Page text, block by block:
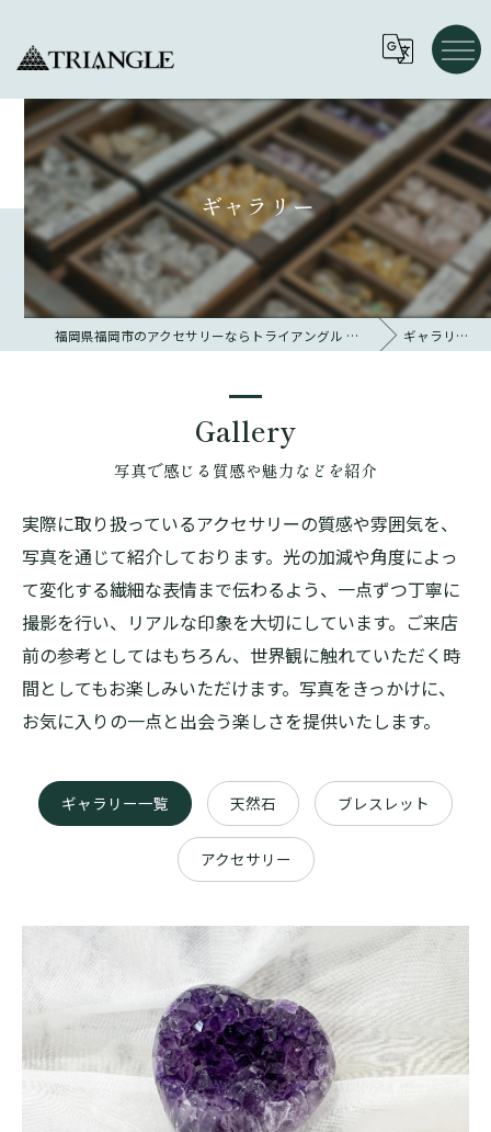
ギャラリー
福岡県福岡市のアクセサリーならトライアングル 大名 ギャラリー
Gallery
写真で感じる質感や魅力などを紹介
実際に取り扱っているアクセサリーの質感や雰囲気を、
写真を通じて紹介しております。光の加減や角度によっ
て変化する繊細な表情まで伝わるよう、一点ずつ丁寧に
撮影を行い、リアルな印象を大切にしています。ご来店
前の参考としてはもちろん、世界観に触れていただく時
間としてもお楽しみいただけます。写真をきっかけに、
お気に入りの一点と出会う楽しさを提供いたします。
ギャラリー一覧 天然石 ブレスレット
アクセサリー